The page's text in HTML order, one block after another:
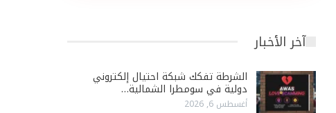
آخر الأخبار
الشرطة تفكك شبكة احتيال إلكتروني
دولية في سومطرا الشمالية…
أغسطس 6, 2026